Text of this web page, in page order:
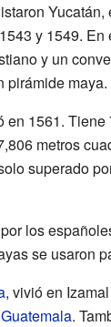
y 1549. En
y un
pirámide maya.
1561.
metros
superado
los
se usaron
, vivió en
Guatemala.